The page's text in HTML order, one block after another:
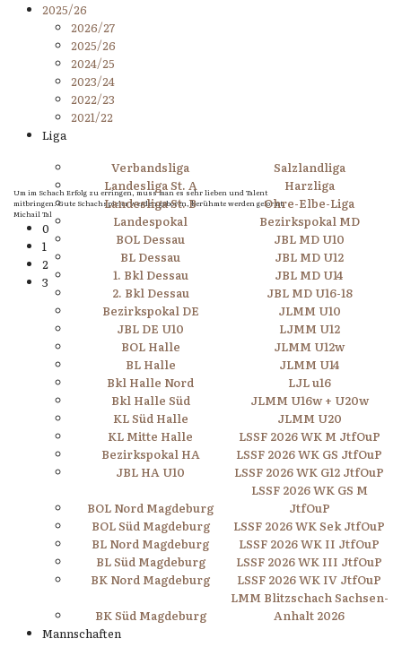
Um im Schach Erfolg zu erringen, muss man es sehr lieben und Talent
mitbringen. Gute Schachspieler werden geboren, berühmte werden geformt.
Michail Tal
0
1
2
3
2025/26
2026/27
2025/26
2024/25
2023/24
2022/23
2021/22
Liga
Verbandsliga
Salzlandliga
Landesliga St. A
Harzliga
Landesliga St. B
Ohre-Elbe-Liga
Landespokal
Bezirkspokal MD
BOL Dessau
JBL MD U10
BL Dessau
JBL MD U12
1. Bkl Dessau
JBL MD U14
2. Bkl Dessau
JBL MD U16-18
Bezirkspokal DE
JLMM U10
JBL DE U10
LJMM U12
BOL Halle
JLMM U12w
BL Halle
JLMM U14
Bkl Halle Nord
LJL u16
Bkl Halle Süd
JLMM U16w + U20w
KL Süd Halle
JLMM U20
KL Mitte Halle
LSSF 2026 WK M JtfOuP
Bezirkspokal HA
LSSF 2026 WK GS JtfOuP
JBL HA U10
LSSF 2026 WK G12 JtfOuP
BOL Nord Magdeburg
LSSF 2026 WK GS M
JtfOuP
BOL Süd Magdeburg
LSSF 2026 WK Sek JtfOuP
BL Nord Magdeburg
LSSF 2026 WK II JtfOuP
BL Süd Magdeburg
LSSF 2026 WK III JtfOuP
BK Nord Magdeburg
LSSF 2026 WK IV JtfOuP
BK Süd Magdeburg
LMM Blitzschach Sachsen-
Anhalt 2026
Mannschaften